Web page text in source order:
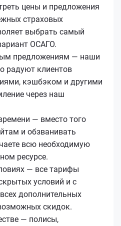
цены и предложения
страховых
выбрать самый
ОСАГО.
предложениям — наши
радуют клиентов
кэшбэком и другими
через наш
— вместо того
и обзванивать
всю необходимую
ресурсе.
— все тарифы
условий и с
дополнительных
скидок.
— полисы,